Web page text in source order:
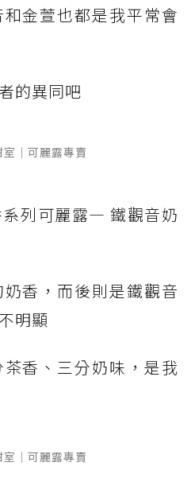
和金萱也都是我平常會
的異同吧
｜可麗露專賣
列可麗露— 鐵觀音奶
香，而後則是鐵觀音
明顯
香、三分奶味，是我
｜可麗露專賣